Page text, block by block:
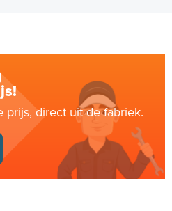
prijs, direct uit de fabriek.